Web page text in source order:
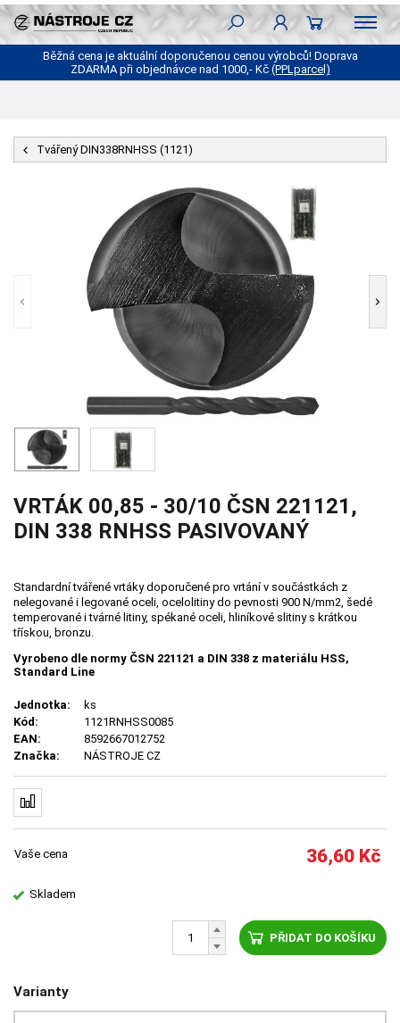
Běžná cena je aktuální doporučenou cenou výrobců! Doprava
ZDARMA při objednávce nad 1000,- Kč (PPLparcel)
Tvářený DIN338RNHSS (1121)
VRTÁK 00,85 - 30/10 ČSN 221121,
DIN 338 RNHSS PASIVOVANÝ
Standardní tvářené vrtáky doporučené pro vrtání v součástkách z
nelegované i legované oceli, ocelolitiny do pevnosti 900 N/mm2, šedé
temperované i tvárné litiny, spékané oceli, hliníkové slitiny s krátkou
třískou, bronzu.
Vyrobeno dle normy ČSN 221121 a DIN 338 z materiálu HSS,
Standard Line
Jednotka:
ks
Kód:
1121RNHSS0085
EAN:
8592667012752
Značka:
NÁSTROJE CZ
Vaše cena 36,60 Kč
Skladem
PŘIDAT DO KOŠÍKU
Varianty